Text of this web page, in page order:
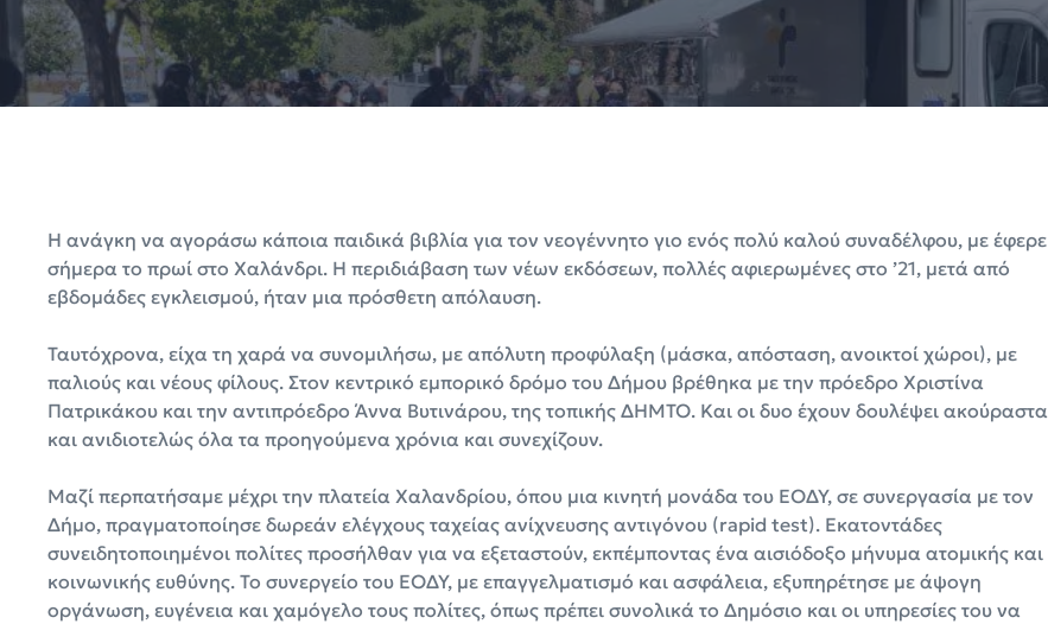
Η ανάγκη να αγοράσω κάποια παιδικά βιβλία για τον νεογέννητο γιο ενός πολύ καλού συναδέλφου, με έφερε
σήμερα το πρωί στο Χαλάνδρι. Η περιδιάβαση των νέων εκδόσεων, πολλές αφιερωμένες στο ’21, μετά από
εβδομάδες εγκλεισμού, ήταν μια πρόσθετη απόλαυση.
Ταυτόχρονα, είχα τη χαρά να συνομιλήσω, με απόλυτη προφύλαξη (μάσκα, απόσταση, ανοικτοί χώροι), με
παλιούς και νέους φίλους. Στον κεντρικό εμπορικό δρόμο του Δήμου βρέθηκα με την πρόεδρο Χριστίνα
Πατρικάκου και την αντιπρόεδρο Άννα Βυτινάρου, της τοπικής ΔΗΜΤΟ. Και οι δυο έχουν δουλέψει ακούραστα
και ανιδιοτελώς όλα τα προηγούμενα χρόνια και συνεχίζουν.
Μαζί περπατήσαμε μέχρι την πλατεία Χαλανδρίου, όπου μια κινητή μονάδα του ΕΟΔΥ, σε συνεργασία με τον
Δήμο, πραγματοποίησε δωρεάν ελέγχους ταχείας ανίχνευσης αντιγόνου (rapid test). Εκατοντάδες
συνειδητοποιημένοι πολίτες προσήλθαν για να εξεταστούν, εκπέμποντας ένα αισιόδοξο μήνυμα ατομικής και
κοινωνικής ευθύνης. Το συνεργείο του ΕΟΔΥ, με επαγγελματισμό και ασφάλεια, εξυπηρέτησε με άψογη
οργάνωση, ευγένεια και χαμόγελο τους πολίτες, όπως πρέπει συνολικά το Δημόσιο και οι υπηρεσίες του να